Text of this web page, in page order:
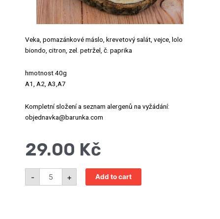
Veka, pomazánkové máslo, krevetový salát, vejce, lolo
biondo, citron, zel. petržel, č. paprika
hmotnost 40g
A1, A2, A3,A7
Kompletní složení a seznam alergenů na vyžádání:
objednavka@barunka.com
29.00 Kč
-
Mini
Chlebíček
s
+ Add to cart